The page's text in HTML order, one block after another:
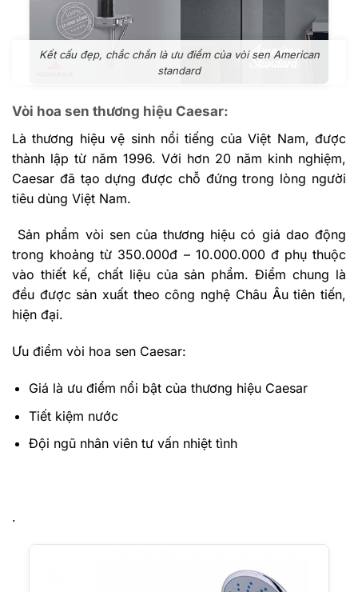
Kết cấu đẹp, chắc chắn là ưu điểm của vòi sen American
standard
Vòi hoa sen thương hiệu Caesar:
Là thương hiệu vệ sinh nổi tiếng của Việt Nam, được
thành lập từ năm 1996. Với hơn 20 năm kinh nghiệm,
Caesar đã tạo dựng được chỗ đứng trong lòng người
tiêu dùng Việt Nam.
Sản phẩm vòi sen của thương hiệu có giá dao động
trong khoảng từ 350.000đ – 10.000.000 đ phụ thuộc
vào thiết kế, chất liệu của sản phẩm. Điểm chung là
đều được sản xuất theo công nghệ Châu Âu tiên tiến,
hiện đại.
Ưu điểm vòi hoa sen Caesar:
Giá là ưu điểm nổi bật của thương hiệu Caesar
Tiết kiệm nước
Đội ngũ nhân viên tư vấn nhiệt tình
.